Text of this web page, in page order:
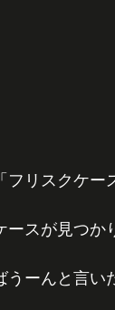
リスクケー
スが見つか
ーんと言い